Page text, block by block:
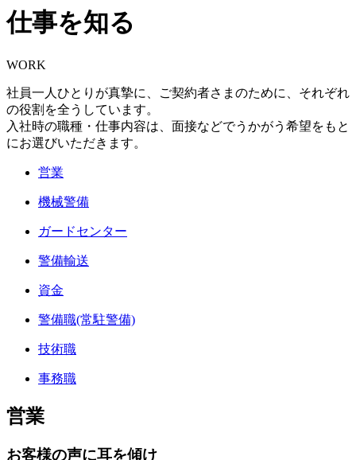
仕事を知る
WORK
社員一人ひとりが真摯に、ご契約者さまのために、それぞれ
の役割を全うしています。
入社時の職種・仕事内容は、面接などでうかがう希望をもと
にお選びいただきます。
営業
機械警備
ガードセンター
警備輸送
資金
警備職(常駐警備)
技術職
事務職
営業
お客様の声に耳を傾け